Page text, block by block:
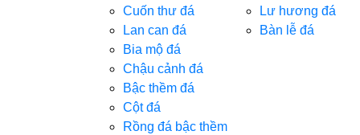
Cuốn thư đá
Lan can đá
Bia mộ đá
Chậu cảnh đá
Bậc thềm đá
Cột đá
Rồng đá bậc thềm
Lư hương đá
Bàn lễ đá